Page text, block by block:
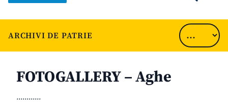
ARCHIVI DE PATRIE
FOTOGALLERY – Aghe
............